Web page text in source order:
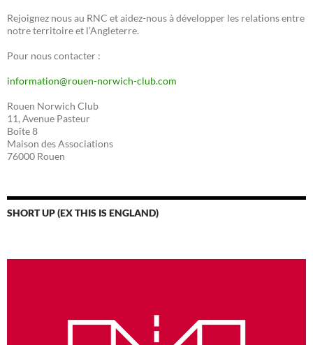
Rejoignez nous au RNC et aidez-nous à développer les relations entre
notre territoire et l’Angleterre.
Pour nous contacter :
information@rouen-norwich-club.com
Rouen Norwich Club
11, Avenue Pasteur
Boîte 8
Maison des Associations
76000 Rouen
SHORT UP (EX THIS IS ENGLAND)